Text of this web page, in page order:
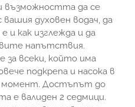
възможността да се
духовен водач, да
и как изглежда и да
напътствия.
за всеки, който има
подкрепа и насока в
момент. Достъпът до
е валиден 2 седмици.